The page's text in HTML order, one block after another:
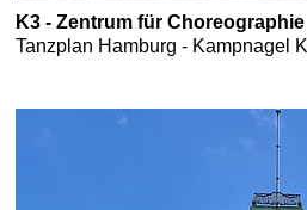
K3 - Zentrum für Choreographie
Tanzplan Hamburg - Kampnagel